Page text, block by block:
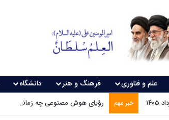
علم و فناوری فرهنگ و هنر دانشگاه
خبر مهم رؤیای هوش مصنوعی چه زمانی